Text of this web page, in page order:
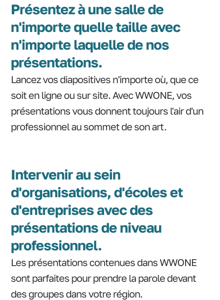
Présentez à une salle de
n'importe quelle taille avec
n'importe laquelle de nos
présentations.
Lancez vos diapositives n'importe où, que ce
soit en ligne ou sur site. Avec WWONE, vos
présentations vous donnent toujours l'air d'un
professionnel au sommet de son art.
Intervenir au sein
d'organisations, d'écoles et
d'entreprises avec des
présentations de niveau
professionnel.
Les présentations contenues dans WWONE
sont parfaites pour prendre la parole devant
des groupes dans votre région.